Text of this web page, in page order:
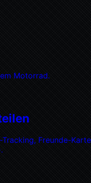
Motorrad.
Freunde-